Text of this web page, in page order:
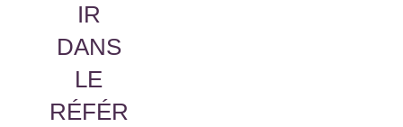
IR
DANS
LE
RÉFÉR